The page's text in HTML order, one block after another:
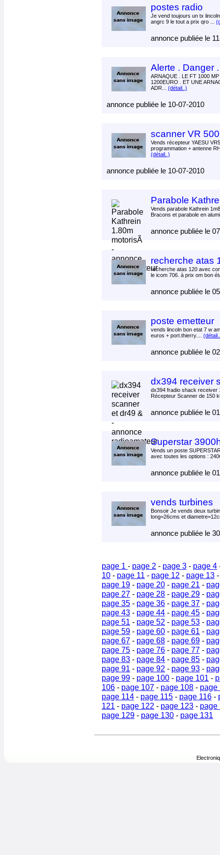
postes radio
Je vend toujours un tx
angrc 9 le tout a prix qro ...
annonce publiée le
Alerte . Danger
ARNAQUE . LE FT 1000 MP
1200EURO . ET UNE
ADR... (détail..)
annonce publiée le 10-07-2010
scanner VR 500
Vends récepteur YAESU
programmation + antenne
(détail..)
annonce publiée le 10-07-2010
Parabole
Vends parabole Kathrein
Bracons et parabole en
annonce publiée le
recherche atas
recherche atas 120 avec
le icom 706. à prix om bon
annonce publiée le
poste emetteur
vends lincoln bon etat 7 w
euros + port.thierry....
annonce publiée le
dx394 receiver
dx394 fradio shack receiver
Récepteur Scanner de 150
annonce publiée le
Superstar
Vends un poste
avec toutes les options :
annonce publiée le
vends turbines
Bonsoir Je vends deux
long=26cms et
annonce publiée le
page 1 - page 2 - page 3 - page 4
10 - page 11 - page 12 - page 13
page 19 - page 20 - page 21 -
page 27 - page 28 - page 29 -
page 35 - page 36 - page 37 -
page 43 - page 44 - page 45 -
page 51 - page 52 - page 53 -
page 59 - page 60 - page 61 -
page 67 - page 68 - page 69 -
page 75 - page 76 - page 77 -
page 83 - page 84 - page 85 -
page 91 - page 92 - page 93 -
page 99 - page 100 - page 101 -
106 - page 107 - page 108 - page
page 114 - page 115 - page 116 -
121 - page 122 - page 123 - page
page 129 - page 130 - page 131